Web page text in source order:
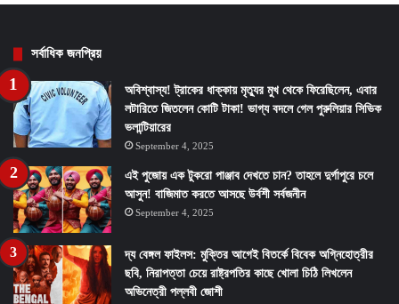
সর্বাধিক জনপ্রিয়
অবিশ্বাস্য! ট্রাকের ধাক্কায় মৃত্যুর মুখ থেকে ফিরেছিলেন, এবার
লটারিতে জিতলেন কোটি টাকা! ভাগ্য বদলে গেল পুরুলিয়ার সিভিক
ভলান্টিয়ারের
September 4, 2025
এই পুজোয় এক টুকরো পাঞ্জাব দেখতে চান? তাহলে দুর্গাপুরে চলে
আসুন! বাজিমাত করতে আসছে উর্বশী সর্বজনীন
September 4, 2025
দ্য বেঙ্গল ফাইলস: মুক্তির আগেই বিতর্কে বিবেক অগ্নিহোত্রীর
ছবি, নিরাপত্তা চেয়ে রাষ্ট্রপতির কাছে খোলা চিঠি লিখলেন
অভিনেত্রী পল্লবী জোশী